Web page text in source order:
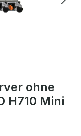
ohne
H710 Mini